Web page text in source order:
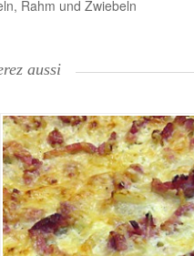
Rahm und Zwiebeln
aussi